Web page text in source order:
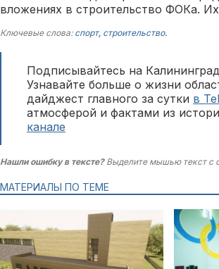
вложениях в строительство ФОКа.
Ключевые слова: спорт, строительство.
Подписывайтесь на
Узнавайте больше о жизни
дайджест главного за сутки в
атмосферой и фактами из
канале
Нашли ошибку в тексте?Выделите мышью текст с
МАТЕРИАЛЫ ПО ТЕМЕ